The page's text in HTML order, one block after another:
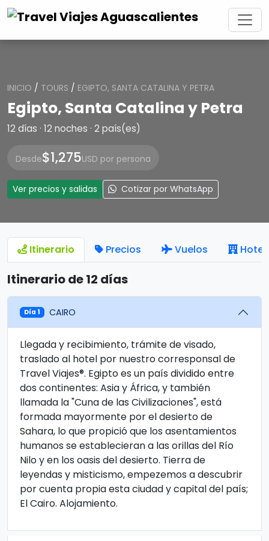
INICIO / TOURS / EGIPTO, SANTA CATALINA Y PETRA
Egipto, Santa Catalina y Petra
12 días · 12 noches · 2 país(es)
Desde$1,275USD por persona
Ver precios y salidas Cotizar por WhatsApp
Itinerario Precios Vuelos
Itinerario de 12 días
Día 1 CAIRO
Llegada y recibimiento, trámite de visado,
traslado al hotel por nuestro corresponsal de
Travel Viajes®. Egipto es un país dividido entre
dos continentes: Asia y África, y también
llamada la "Cuna de las Civilizaciones", está
formada mayormente por el desierto de
Sahara, lo que propició que los asentamientos
humanos se establecieran a las orillas del Río
Nilo y en los oasis del desierto. Tierra de
leyendas y misticismo, empezemos a descubrir
por cuenta propia esta ciudad y capital del país;
El Cairo. Alojamiento.